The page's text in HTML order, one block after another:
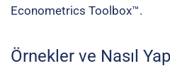
Econometrics Toolbox™.
Örnekler ve Nasıl